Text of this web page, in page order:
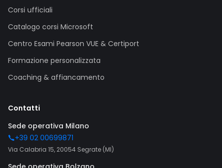
Corsi ufficiali
Catalogo corsi Microsoft
Centro Esami Pearson VUE & Certiport
Formazione personalizzata
Coaching & affiancamento
Contatti
Sede operativa Milano
+39 02 00699871
Via Calabria 15, 20054 Segrate (MI)